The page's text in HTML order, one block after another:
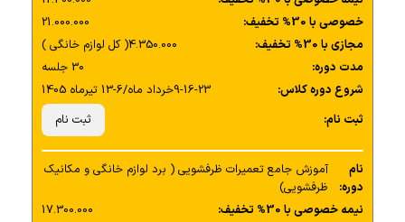
خصوصی با 30% تخفیف:
21.000.000
مجازی با 30% تخفیف:
4.350.000( کل لوازم خانگی )
مدت دوره:
30 جلسه
شروع دوره کلاس:
9-16-23خرداد ماه/6-13 تیرماه 1405
ثبت نام:
ثبت نام
نام
دوره:
آموزش جامع تعمیرات ظرفشویی ( برد لوازم خانگی و مکانیک
ظرفشویی)
نیمه خصوصی با 30% تخفیف:
17.300.000